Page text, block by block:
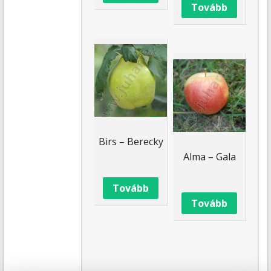
Tovább
Birs – Berecky
Tovább
Alma – Gala
Tovább